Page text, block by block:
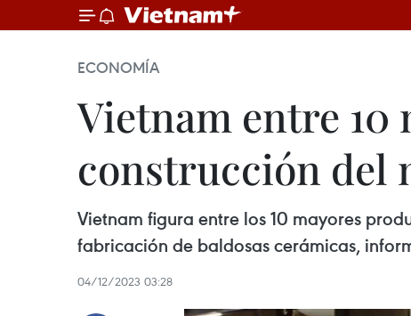
ECONOMÍA
Vietnam entre 10
construcción del
Vietnam figura entre los 10 mayores
fabricación de baldosas cerámicas,
04/12/2023 03:28